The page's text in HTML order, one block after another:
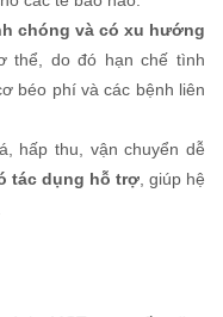
chóng và có xu hướng
thể, do đó hạn chế tình
béo phí và các bệnh liên
hấp thu, vận chuyển dễ
tác dụng hỗ trợ , giúp hệ